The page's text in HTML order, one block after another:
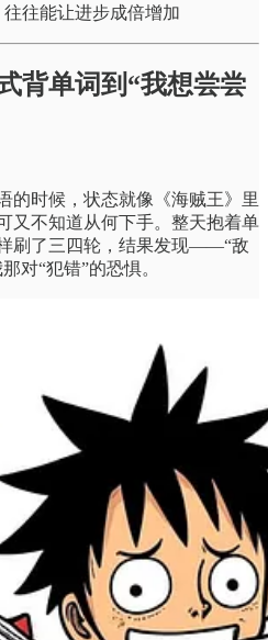
往能让进步成倍增加
背单词到“我想尝尝
的时候，状态就像《海贼王》里
又不知道从何下手。整天抱着单
刷了三四轮，结果发现——“敌
对“犯错”的恐惧。